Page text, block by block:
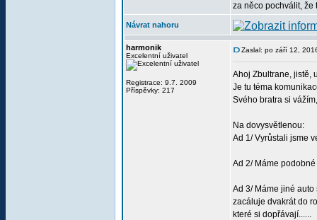
za něco pochválit, že
Návrat nahoru
harmonik
Excelentní uživatel
Registrace: 9.7. 2009
Příspěvky: 217
Zaslal: po září 12,
Ahoj Zbultrane, jistě,
Je tu téma
Svého bratra si
Na dovysvětlenou:
Ad 1/ Vyrůstali jsme
Ad 2/ Máme
Ad 3/ Máme jiné
zacáluje dvakrát do
které si dopřávají......